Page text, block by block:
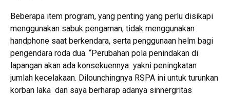
Beberapa item program, yang penting yang perlu disikapi
menggunakan sabuk pengaman, tidak menggunakan
handphone saat berkendara, serta penggunaan helm bagi
pengendara roda dua. “Perubahan pola penindakan di
lapangan akan ada konsekuennya yakni peningkatan
jumlah kecelakaan. Dilounchingnya RSPA ini untuk turunkan
korban laka dan saya berharap adanya sinnergritas